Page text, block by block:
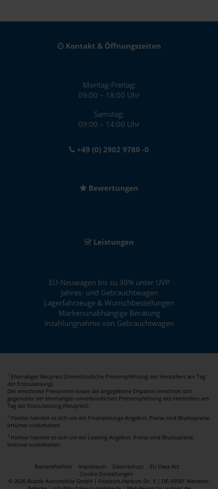
Kontakt & Öffnungszeiten
Montag-Freitag:
09:00 – 18:00 Uhr
Samstag:
09:00 – 14:00 Uhr
+49 (0) 2902 9780 -0
Bewertungen
Leistungen
EU-Neuwagen bis zu 30% unter UVP
Jahres- und Gebrauchtwagen
Lagerfahrzeuge & Wunschbestellungen
Markenunabhängige Beratung
Inzahlungnahme von Gebrauchtwagen
1
Ehemaliger Neupreis (Unverbindliche Preisempfehlung des Herstellers am Tag
der Erstzulassung).
Der errechnete Preisvorteil sowie die angegebene Ersparnis errechnet sich
gegenüber der ehemaligen unverbindlichen Preisempfehlung des Herstellers am
Tag der Erstzulassung (Neupreis).
2 Hierbei handelt es sich um ein Finanzierungs-Angebot. Preise sind Bruttopreise.
Irrtümer vorbehalten.
3 Hierbei handelt es sich um ein Leasing-Angebot. Preise sind Bruttopreise.
Irrtümer vorbehalten.
Barrierefreiheit Impressum Datenschutz
EU Data Act
Cookie Einstellungen
© 2026 Budde Automobile GmbH | Friedrich-Harkort-Str. 5 | DE-59581 Warstein-